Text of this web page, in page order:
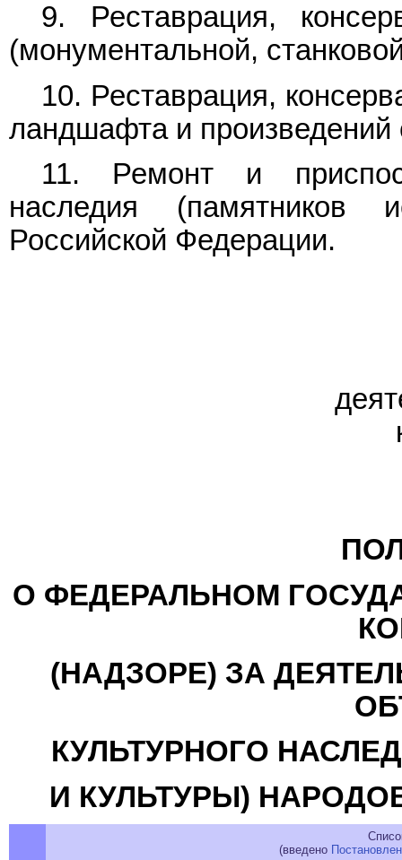
9. Реставрация,
(монументальной,
10. Реставрация,
ландшафта и произведений
11. Ремонт и
наследия (памятников
Российской Федерации.
О ФЕДЕРАЛЬНОМ
(НАДЗОРЕ) ЗА
КУЛЬТУРНОГО
И КУЛЬТУРЫ)
(введено